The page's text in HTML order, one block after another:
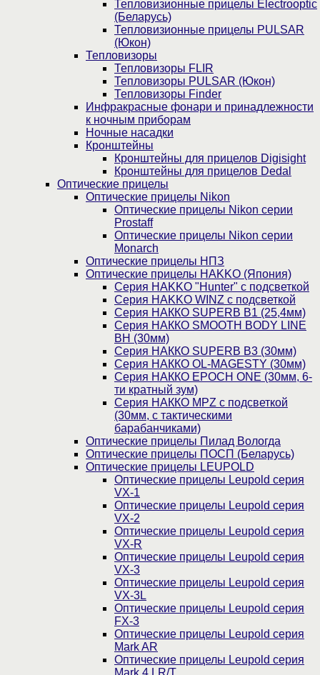
Тепловизионные прицелы Electrooptic
(Беларусь)
Тепловизионные прицелы PULSAR
(Юкон)
Тепловизоры
Тепловизоры FLIR
Тепловизоры PULSAR (Юкон)
Тепловизоры Finder
Инфракрасные фонари и принадлежности
к ночным приборам
Ночные насадки
Кронштейны
Кронштейны для прицелов Digisight
Кронштейны для прицелов Dedal
Оптические прицелы
Оптические прицелы Nikon
Оптические прицелы Nikon серии
Prostaff
Оптические прицелы Nikon серии
Monarch
Оптические прицелы НПЗ
Оптические прицелы HAKKO (Япония)
Cерия HAKKO "Hunter" с подсветкой
Серия НAKKO WINZ с подсветкой
Серия НАККО SUPERB B1 (25,4мм)
Серия НАККО SMOOTH BODY LINE
BH (30мм)
Серия НАККО SUPERB B3 (30мм)
Серия НАККО OL-MAGESTY (30мм)
Серия НАККО EPOCH ONE (30мм, 6-
ти кратный зум)
Серия НАККО MPZ с подсветкой
(30мм, c тактическими
барабанчиками)
Оптические прицелы Пилад Вологда
Оптические прицелы ПОСП (Беларусь)
Оптические прицелы LEUPOLD
Оптические прицелы Leupold серия
VX-1
Оптические прицелы Leupold серия
VX-2
Оптические прицелы Leupold серия
VX-R
Оптические прицелы Leupold серия
VX-3
Оптические прицелы Leupold серия
VX-3L
Оптические прицелы Leupold серия
FX-3
Оптические прицелы Leupold серия
Mark AR
Оптические прицелы Leupold серия
Mark 4 LR/T